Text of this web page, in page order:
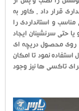
پوشش را نصب و پس از
قرار داد . کاور به
و استانداردی را
یا حتی سرنشینان ایجاد
روی محصول دریچه ای
نمود تا امکان
تاکسی ها نیز وجود